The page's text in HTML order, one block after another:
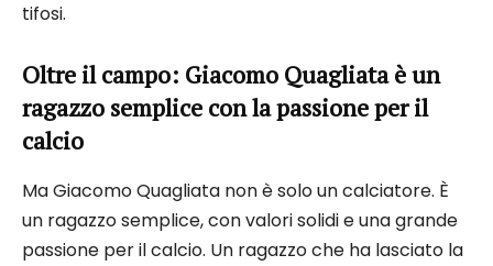
tifosi.
Oltre il campo: Giacomo Quagliata è un
ragazzo semplice con la passione per il
calcio
Ma Giacomo Quagliata non è solo un calciatore. È
un ragazzo semplice, con valori solidi e una grande
passione per il calcio. Un ragazzo che ha lasciato la